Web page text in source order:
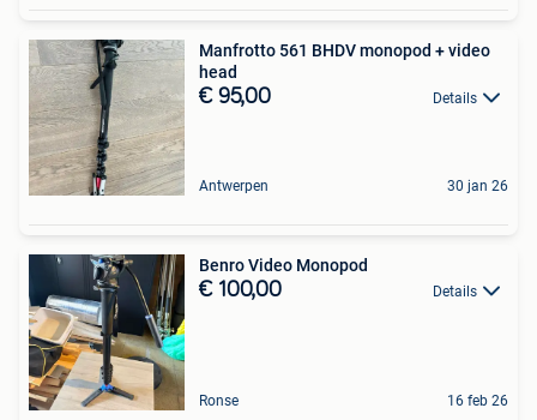
Manfrotto 561 BHDV monopod + video
head
€ 95,00 Details
Antwerpen 30 jan 26
Benro Video Monopod
€ 100,00 Details
Ronse 16 feb 26